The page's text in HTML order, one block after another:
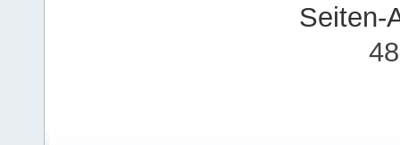
Seiten-